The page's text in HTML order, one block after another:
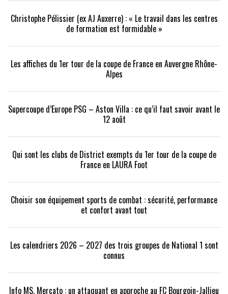
Christophe Pélissier (ex AJ Auxerre) : « Le travail dans les centres
de formation est formidable »
Les affiches du 1er tour de la coupe de France en Auvergne Rhône-
Alpes
Supercoupe d’Europe PSG – Aston Villa : ce qu’il faut savoir avant le
12 août
Qui sont les clubs de District exempts du 1er tour de la coupe de
France en LAURA Foot
Choisir son équipement sports de combat : sécurité, performance
et confort avant tout
Les calendriers 2026 – 2027 des trois groupes de National 1 sont
connus
Info MS. Mercato : un attaquant en approche au FC Bourgoin-Jallieu